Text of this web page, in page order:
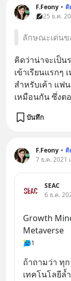
F.Feony •
25 ธ.ค.
ลักษณะเด่นข
คิดว่าน่าจะเป็น
เข้าเรียนแรกๆ
สำหรับเค้า แฟ
เหมือนกัน ซึ่งต
บันทึก
F.Feony •
7 ธ.ค. 2021
SEAC
6 ธ.ค.
Growth
Metaverse
1
ถ้าถามว่า ทุ
เทคโนโลยี